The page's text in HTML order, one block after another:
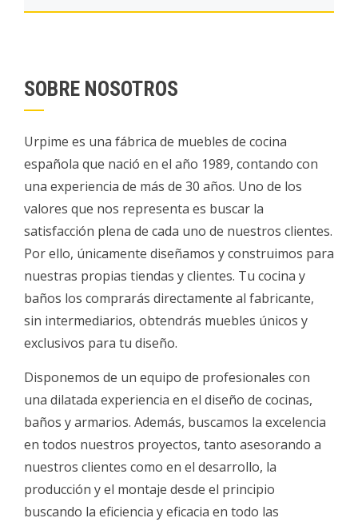
SOBRE NOSOTROS
Urpime es una fábrica de muebles de cocina
española que nació en el año 1989, contando con
una experiencia de más de 30 años. Uno de los
valores que nos representa es buscar la
satisfacción plena de cada uno de nuestros clientes.
Por ello, únicamente diseñamos y construimos para
nuestras propias tiendas y clientes. Tu cocina y
baños los comprarás directamente al fabricante,
sin intermediarios, obtendrás muebles únicos y
exclusivos para tu diseño.
Disponemos de un equipo de profesionales con
una dilatada experiencia en el diseño de cocinas,
baños y armarios. Además, buscamos la excelencia
en todos nuestros proyectos, tanto asesorando a
nuestros clientes como en el desarrollo, la
producción y el montaje desde el principio
buscando la eficiencia y eficacia en todo las